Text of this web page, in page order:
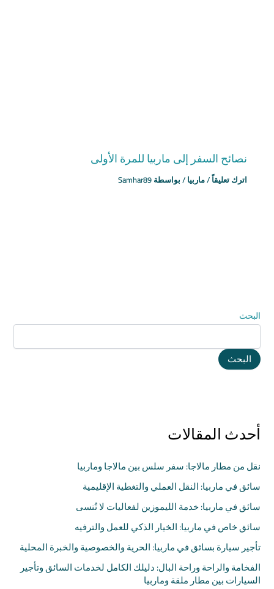
نصائح السفر إلى ماربيا للمرة الأولى
اترك تعليقاً/ماربيا/ بواسطةSamhar89
البحث
البحث
أحدث المقالات
نقل من مطار مالاجا: سفر سلس بين مالاجا وماربيا
سائق في ماربيا: النقل العملي والتغطية الإقليمية
سائق في ماربيا: خدمة الليموزين لفعاليات لا تُنسى
سائق خاص في ماربيا: الخيار الذكي للعمل والترفيه
تأجير سيارة بسائق في ماربيا: الحرية والخصوصية والخبرة المحلية
الفخامة والراحة وراحة البال: دليلك الكامل لخدمات السائق وتأجير
السيارات بين مطار ملقة وماربيا